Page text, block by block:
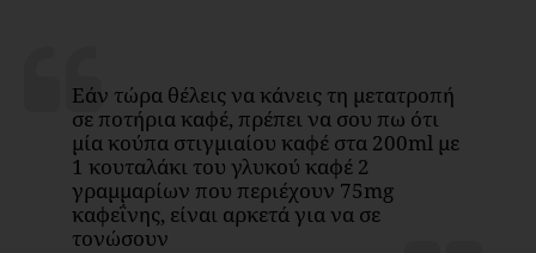
Εάν τώρα θέλεις να κάνεις τη μετατροπή
σε ποτήρια καφέ, πρέπει να σου πω ότι
μία κούπα στιγμιαίου καφέ στα 200ml με
1 κουταλάκι του γλυκού καφέ 2
γραμμαρίων που περιέχουν 75mg
καφεΐνης, είναι αρκετά για να σε
τονώσουν